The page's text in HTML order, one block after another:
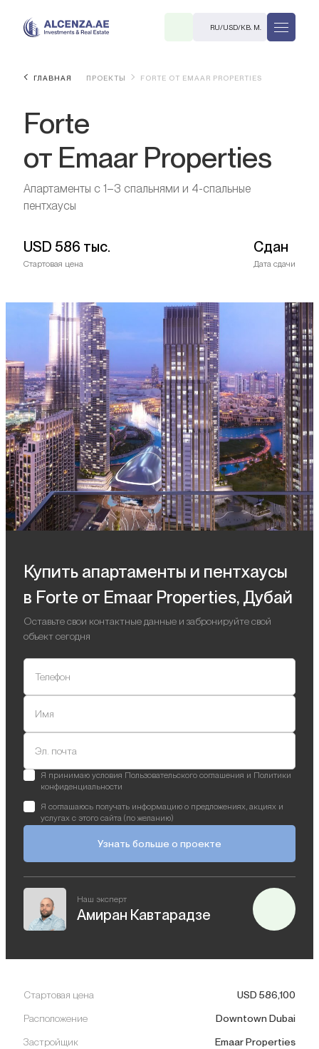
RU/USD/КВ. М.
ГЛАВНАЯ ПРОЕКТЫ FORTE ОТ EMAAR PROPERTIES
Forte
от Emaar Properties
Апартаменты с 1–3 спальнями и 4-спальные
пентхаусы
USD 586 тыс.
Стартовая цена
Сдан
Дата сдачи
Купить апартаменты и пентхаусы
в Forte от Emaar Properties, Дубай
Оставьте свои контактные данные и забронируйте свой
объект сегодня
Телефон
Имя
Эл. почта
Я принимаю условия Пользовательского соглашения и Политики
конфиденциальности
Я соглашаюсь получать информацию о предложениях, акциях и
услугах с этого сайта (по желанию)
Узнать больше о проекте
Наш эксперт
Амиран Кавтарадзе
Стартовая цена USD 586,100
Расположение Downtown Dubai
Застройщик Emaar Properties